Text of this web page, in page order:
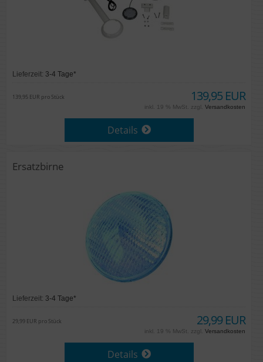
Lieferzeit: 3-4 Tage*
139,95 EUR
139,95 EUR pro Stück
inkl. 19 % MwSt. zzgl.Versandkosten
Details
Ersatzbirne
Lieferzeit: 3-4 Tage*
29,99 EUR
29,99 EUR pro Stück
inkl. 19 % MwSt. zzgl.Versandkosten
Details